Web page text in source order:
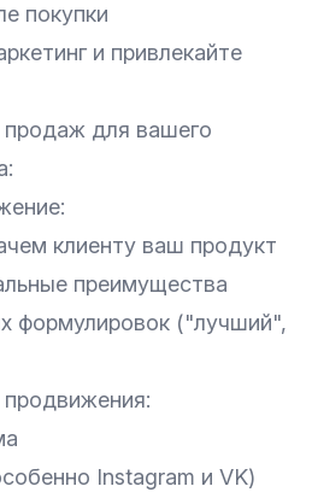
покупки
и привлекайте
для вашего
клиенту ваш продукт
преимущества
формулировок ("лучший",
Instagram и VK)